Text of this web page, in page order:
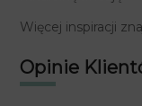
Więcej inspiracji
Opinie